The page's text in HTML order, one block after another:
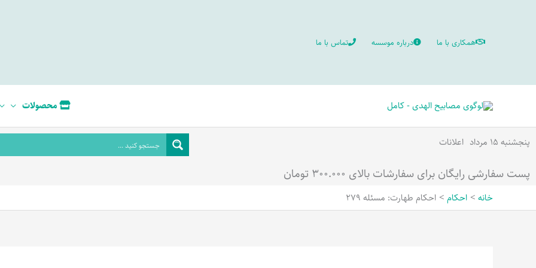
همکاری با ما درباره موسسه تماس با ما
محصولات
پنجشنبه ۱۵ مرداد اعلانات
پست سفارشی رایگان برای سفارشات بالای ۳۰۰.۰۰۰ تومان
خانه احکام احکام طهارت: مسئله 279